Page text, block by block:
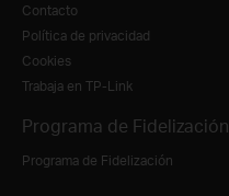
Contacto
Política de privacidad
Cookies
Trabaja en TP-Link
Programa de Fidelización
Programa de Fidelización